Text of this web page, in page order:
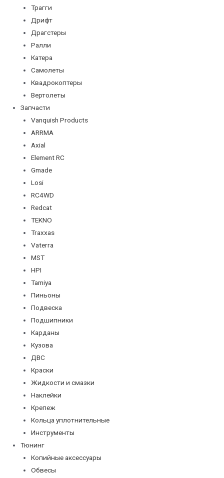
Трагги
Дрифт
Драгстеры
Ралли
Катера
Самолеты
Квадрокоптеры
Вертолеты
Запчасти
Vanquish Products
ARRMA
Axial
Element RC
Gmade
Losi
RC4WD
Redcat
TEKNO
Traxxas
Vaterra
MST
HPI
Tamiya
Пиньоны
Подвеска
Подшипники
Карданы
Кузова
ДВС
Краски
Жидкости и смазки
Наклейки
Крепеж
Кольца уплотнительные
Инструменты
Тюнинг
Копийные аксессуары
Обвесы